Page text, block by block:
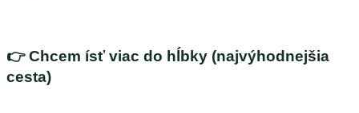
👉 Chcem ísť viac do hĺbky (najvýhodnejšia
cesta)